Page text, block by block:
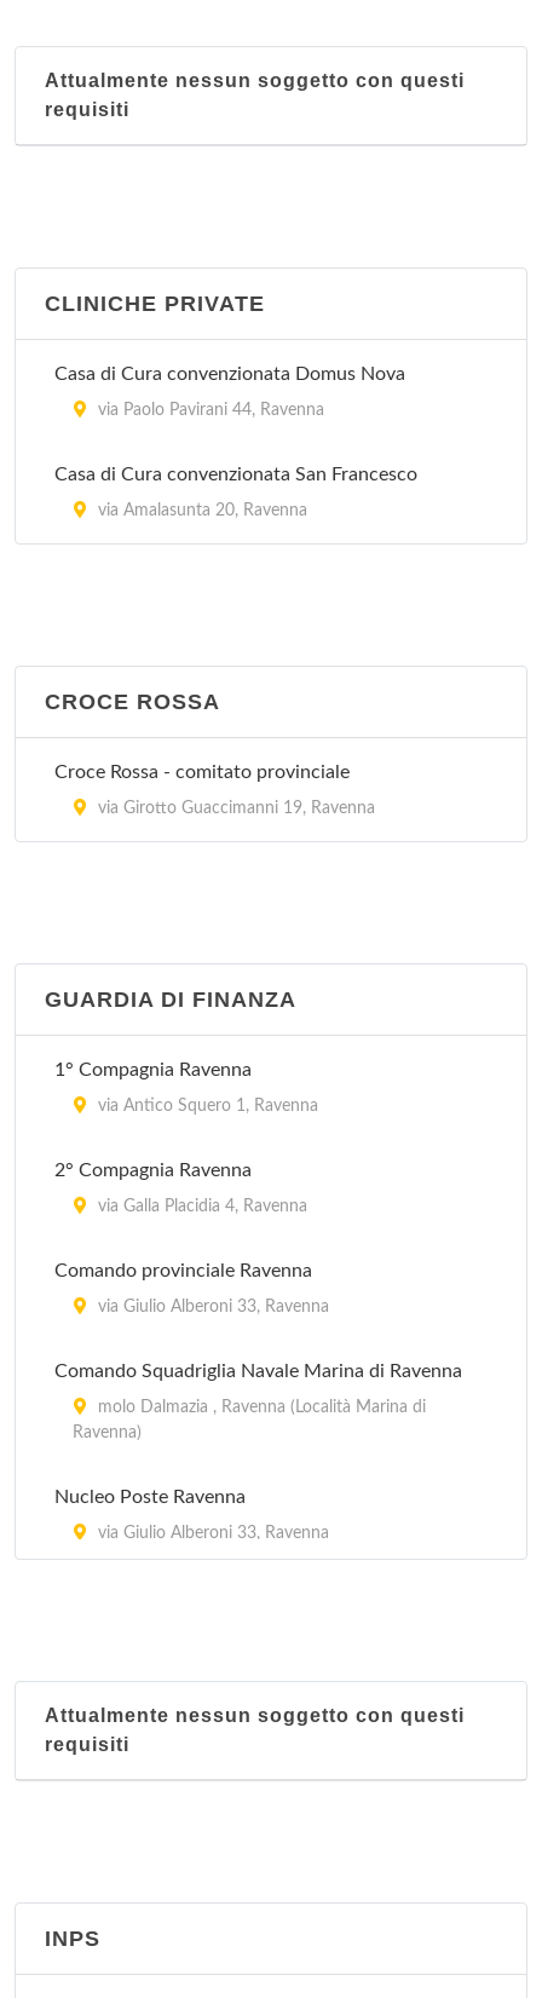
Stazione via Alberoni
Attualmente nessun soggetto con questi
requisiti
CLINICHE PRIVATE
Casa di Cura convenzionata Domus Nova
via Paolo Pavirani 44, Ravenna
Casa di Cura convenzionata San Francesco
via Amalasunta 20, Ravenna
CROCE ROSSA
Croce Rossa - comitato provinciale
via Girotto Guaccimanni 19, Ravenna
GUARDIA DI FINANZA
1° Compagnia Ravenna
via Antico Squero 1, Ravenna
2° Compagnia Ravenna
via Galla Placidia 4, Ravenna
Comando provinciale Ravenna
via Giulio Alberoni 33, Ravenna
Comando Squadriglia Navale Marina di Ravenna
molo Dalmazia , Ravenna (Località Marina di
Ravenna)
Nucleo Poste Ravenna
via Giulio Alberoni 33, Ravenna
Attualmente nessun soggetto con questi
requisiti
INPS